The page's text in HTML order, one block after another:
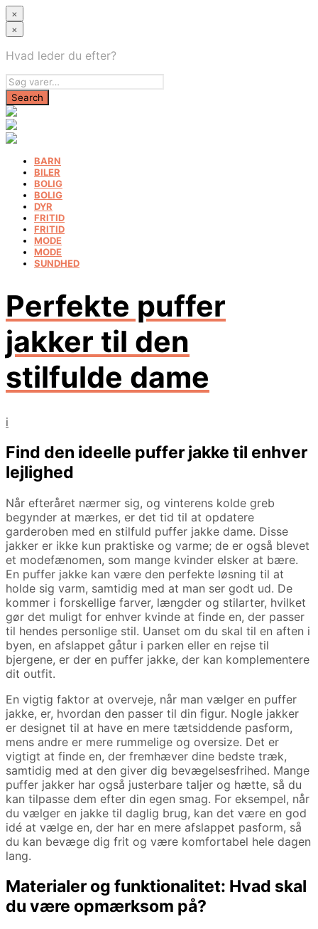
×
×
Hvad leder du efter?
BARN
BILER
BOLIG
BOLIG
DYR
FRITID
FRITID
MODE
MODE
SUNDHED
Perfekte puffer
jakker til den
stilfulde dame
i
Find den ideelle puffer jakke til enhver
lejlighed
Når efteråret nærmer sig, og vinterens kolde greb
begynder at mærkes, er det tid til at opdatere
garderoben med en stilfuld puffer jakke dame. Disse
jakker er ikke kun praktiske og varme; de er også blevet
et modefænomen, som mange kvinder elsker at bære.
En puffer jakke kan være den perfekte løsning til at
holde sig varm, samtidig med at man ser godt ud. De
kommer i forskellige farver, længder og stilarter, hvilket
gør det muligt for enhver kvinde at finde en, der passer
til hendes personlige stil. Uanset om du skal til en aften i
byen, en afslappet gåtur i parken eller en rejse til
bjergene, er der en puffer jakke, der kan komplementere
dit outfit.
En vigtig faktor at overveje, når man vælger en puffer
jakke, er, hvordan den passer til din figur. Nogle jakker
er designet til at have en mere tætsiddende pasform,
mens andre er mere rummelige og oversize. Det er
vigtigt at finde en, der fremhæver dine bedste træk,
samtidig med at den giver dig bevægelsesfrihed. Mange
puffer jakker har også justerbare taljer og hætte, så du
kan tilpasse dem efter din egen smag. For eksempel, når
du vælger en jakke til daglig brug, kan det være en god
idé at vælge en, der har en mere afslappet pasform, så
du kan bevæge dig frit og være komfortabel hele dagen
lang.
Materialer og funktionalitet: Hvad skal
du være opmærksom på?